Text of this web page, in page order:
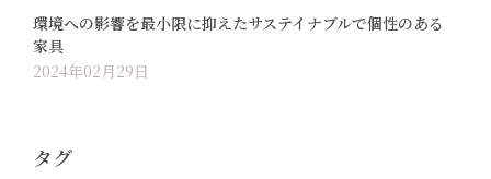
環境への影響を最小限に抑えたサステイナブルで個性のある
家具
2024年02月29日
タグ